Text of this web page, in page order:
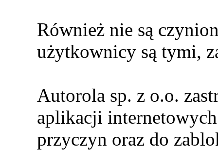
Również nie są
użytkownicy są tymi,
Autorola sp. z o.o.
aplikacji
przyczyn oraz do